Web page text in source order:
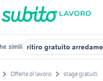
simili ritiro gratuito
Offerte di lavoro stage gratuiti